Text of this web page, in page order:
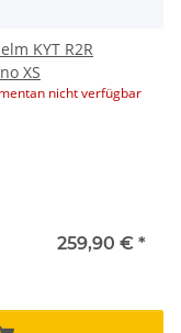
KYT R2R
XS
nicht verfügbar
259,90 € *